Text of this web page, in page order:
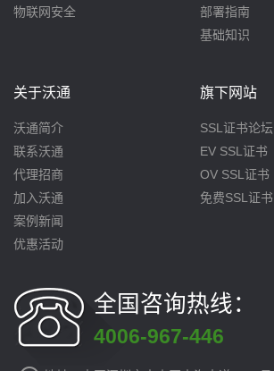
物联网安全
部署指南
基础知识
关于沃通
沃通简介
联系沃通
代理招商
加入沃通
案例新闻
优惠活动
旗下网站
SSL证书论坛
EV SSL证书
OV SSL证书
免费SSL证书
全国咨询热线：
4006-967-446